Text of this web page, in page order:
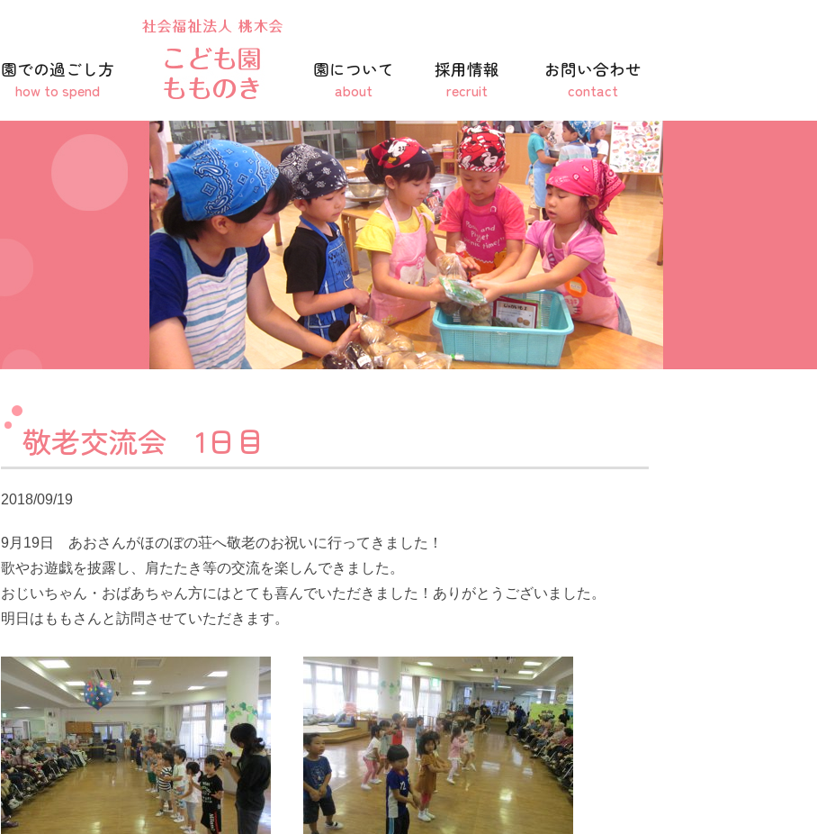
園での過ごし方
how to spend
園について
about
採用情報
recruit
お問い合わせ
contact
敬老交流会 1日目
2018/09/19
9月19日 あおさんがほのぼの荘へ敬老のお祝いに行ってきました！
歌やお遊戯を披露し、肩たたき等の交流を楽しんできました。
おじいちゃん・おばあちゃん方にはとても喜んでいただきました！ありがとうございました。
明日はももさんと訪問させていただきます。